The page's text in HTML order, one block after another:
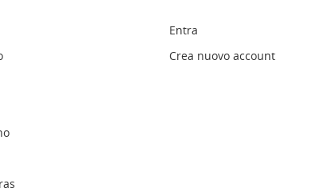
Entra
Crea nuovo account